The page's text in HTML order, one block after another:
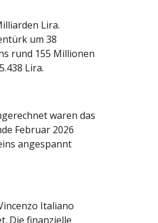
Lira.
um 38
rund 155 Millionen
Lira.
waren das
Februar 2026
angespannt
Italiano
Die finanzielle